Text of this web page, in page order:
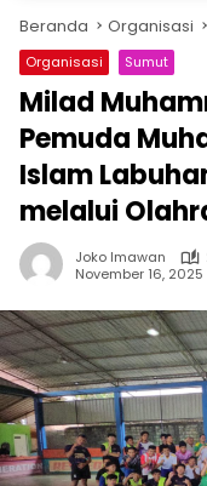
Beranda Organisasi
Organisasi Sumut
Milad
Pemuda
Islam
melalui
Joko Imawan
November 16, 2025